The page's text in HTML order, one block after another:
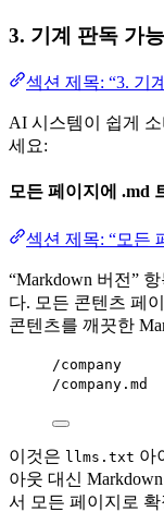
3. 기계 판독 가
섹션 제목: “3. 기
AI 시스템이 쉽게
세요:
모든 페이지에 .md
섹션 제목: “모든
“Markdown 버전”
다. 모든 콘텐츠 페
콘텐츠를 깨끗한
/company
/company.md
이것은 llms.txt 아
아웃 대신
서 모든 페이지로